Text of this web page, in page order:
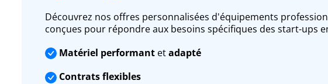
Découvrez nos offres personnalisées d'équipements
conçues pour répondre aux besoins spécifiques des start-ups
Matériel performant etadapté
Contrats flexibles